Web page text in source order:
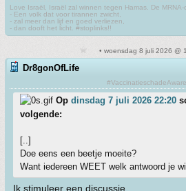
Love Israël, Israël zal winnen tegen Hamas. De
- Een volk dat voor tirannen zwicht,
- zal meer dan lijf en goed verliezen,
- dan dooft het licht. #stoplinks!!
• woensdag 8 juli 2026 @
Dr8gonOfLife
Op dinsdag 7 juli 2026 22:20
volgende:
[..]
Doe eens een beetje moeite?
Want iedereen WEET welk antwoord je
Ik stimuleer een discussie.